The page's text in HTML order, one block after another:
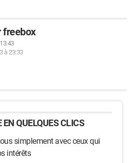
freebox
à 23:33
QUELQUES CLICS
simplement avec ceux qui
intérêts